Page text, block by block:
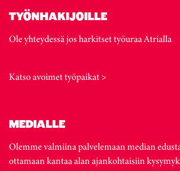
TYÖNHAKIJOILLE
Ole yhteydessä jos harkitset työuraa Atrialla
Katso avoimet työpaikat >
MEDIALLE
Olemme valmiina palvelemaan median
ottamaan kantaa alan ajankohtaisiin